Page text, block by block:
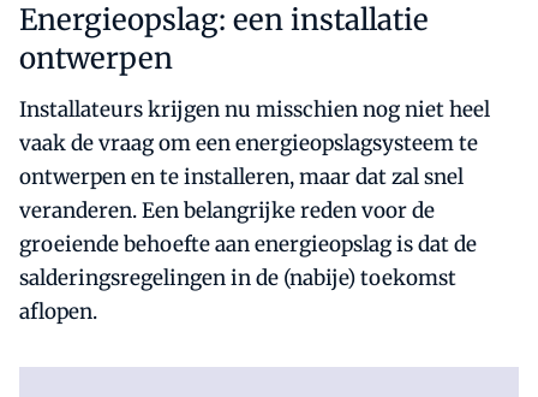
Energieopslag: een installatie
ontwerpen
Installateurs krijgen nu misschien nog niet heel
vaak de vraag om een energieopslagsysteem te
ontwerpen en te installeren, maar dat zal snel
veranderen. Een belangrijke reden voor de
groeiende behoefte aan energieopslag is dat de
salderingsregelingen in de (nabije) toekomst
aflopen.